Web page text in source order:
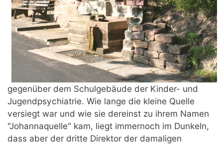
gegenüber dem Schulgebäude der Kinder- und
Jugendpsychiatrie. Wie lange die kleine Quelle
versiegt war und wie sie dereinst zu ihrem Namen
"Johannaquelle" kam, liegt immernoch im Dunkeln,
dass aber der dritte Direktor der damaligen